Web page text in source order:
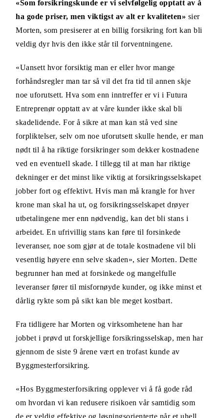
«Som forsikringskunde er vi selvfølgelig opptatt av å
ha gode priser, men viktigst av alt er kvaliteten» sier
Morten, som presiserer at en billig forsikring fort kan bli
veldig dyr hvis den ikke står til forventningene.
«Uansett hvor forsiktig man er eller hvor mange
forhåndsregler man tar så vil det fra tid til annen skje
noe uforutsett. Hva som enn inntreffer er vi i Futura
Entreprenør opptatt av at våre kunder ikke skal bli
skadelidende. For å sikre at man kan stå ved sine
forpliktelser, selv om noe uforutsett skulle hende, er man
nødt til å ha riktige forsikringer som dekker kostnadene
ved en eventuell skade. I tillegg til at man har riktige
dekninger er det minst like viktig at forsikringsselskapet
jobber fort og effektivt. Hvis man må krangle for hver
krone man skal ha ut, og forsikringsselskapet drøyer
utbetalingene mer enn nødvendig, kan det bli stans i
arbeidet. En ufrivillig stans kan føre til forsinkede
leveranser, noe som gjør at de totale kostnadene vil bli
vesentlig høyere enn selve skaden», sier Morten. Dette
begrunner han med at forsinkede og mangelfulle
leveranser fører til misfornøyde kunder, og ikke minst et
dårlig rykte som på sikt kan ble meget kostbart.
Fra tidligere har Morten og virksomhetene han har
jobbet i prøvd ut forskjellige forsikringsselskap, men har
gjennom de siste 9 årene vært en trofast kunde av
Byggmesterforsikring.
«Hos Byggmesterforsikring opplever vi å få gode råd
om hvordan vi kan redusere risikoen vår samtidig som
de er veldig effektive og løsningsorienterte når et uhell